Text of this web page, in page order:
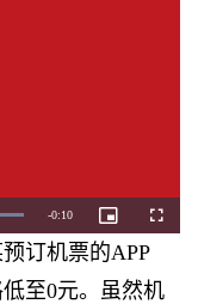
Remaining
Time
-0:10
Picture-
in-
Picture
订机票的APP
至0元。虽然机